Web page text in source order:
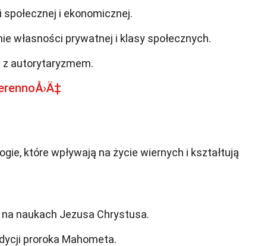
i ekonomicznej.
własności prywatnej i klasy społecznych.
z autorytaryzmem.
które wpływają na życie wiernych i kształtują
naukach Jezusa Chrystusa.
proroka Mahometa.